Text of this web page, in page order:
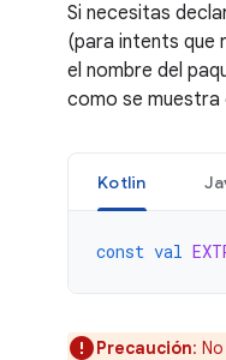
Si necesitas
(para intents que
el nombre del
como se muestra
Kotlin
const val
Precaución: